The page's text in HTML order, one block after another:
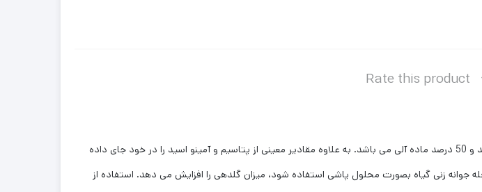
Rate this product
حاوی 16 درصد آلجنیک اسید و 50 درصد ماده آلی می باشد. به علاوه مقادیر معینی از پتاسیم و آمینو اسید را در خود جای داده
صورتی که در مرحله جوانه زنی گیاه بصورت محلول پاشی استفاده شود، میزان گلدهی را افزایش می دهد. استفاده از